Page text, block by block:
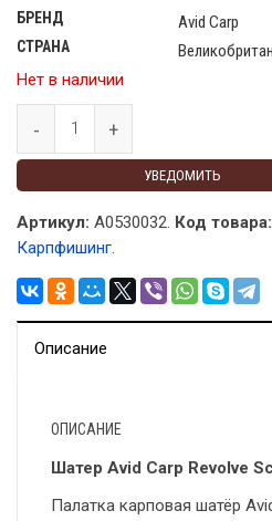
БРЕНД Avid Carp
СТРАНА
Нет в наличии
УВЕДОМИТЬ
Артикул: A0530032. Код товара:
Карпфишинг.
Описание
ОПИСАНИЕ
Шатер Avid Carp Revolve
Палатка карповая шатёр